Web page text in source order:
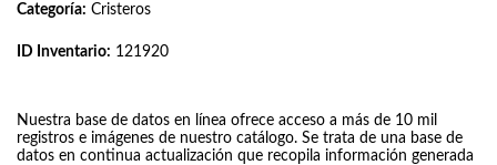
Categoría: Cristeros
ID Inventario: 121920
Nuestra base de datos en línea ofrece acceso a más de 10 mil
registros e imágenes de nuestro catálogo. Se trata de una base de
datos en continua actualización que recopila información generada